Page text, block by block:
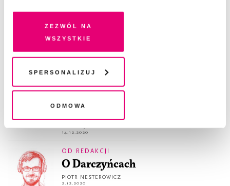
pokrewne, zgadzasz się na przechowywanie informacji
na Twoim urządzeniu końcowym lub dostęp do niego i
przetwarzanie danych. Zgodę na wszystkie lub niektóre
chwili wycofać lub ponowić w zakładce "Ustawienia
plików cookie". Wycofanie zgody nie wpływa na
legalność przetwarzania danych przed jej wycofaniem
Zezwól na
wszystkie
Spersonalizuj
Odmowa
OD REDAKCJI
Jesteśmy z Wami już trzy lata
MAGDALENA KICIŃSKA
OD REDAKCJI
Tomasz Kontny laureatem
14.12.2020
OD REDAKCJI
O Darczyńcach
PIOTR NESTEROWICZ
2.12.2020